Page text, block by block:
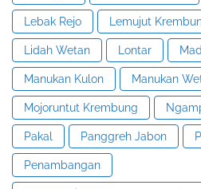
Lebak Rejo Lemujut
Lidah Wetan Lontar
Manukan Kulon Manukan
Mojoruntut Krembung
Pakal Panggreh Jabon
Penambangan